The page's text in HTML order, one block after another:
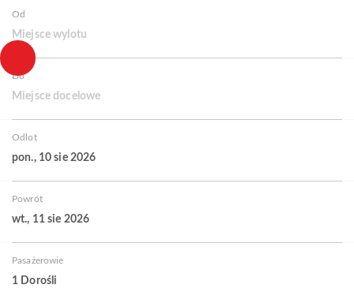
Od
Miejsce wylotu
Do
Miejsce docelowe
Odlot
pon., 10 sie 2026
Powrót
wt., 11 sie 2026
Pasażerowie
1 Dorośli